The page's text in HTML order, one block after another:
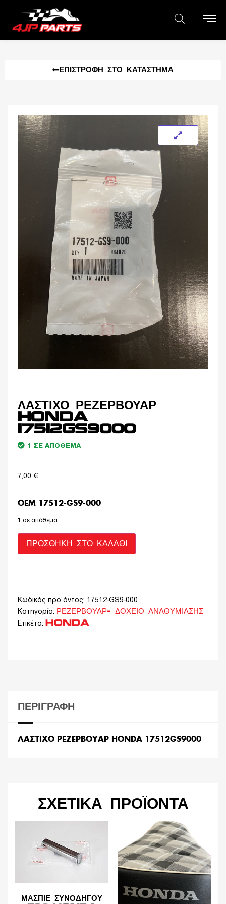
ΕΠΙΣΤΡΟΦΉ ΣΤΟ ΚΑΤΆΣΤΗΜΑ
ΛΑΣΤΙΧΟ ΡΕΖΕΡΒΟΥΑΡ
HONDA
17512GS9000
1 ΣΕ ΑΠΌΘΕΜΑ
7,00 €
OEM 17512-GS9-000
1 σε απόθεμα
ΠΡΟΣΘΉΚΗ ΣΤΟ ΚΑΛΆΘΙ
Κωδικός προϊόντος: 17512-GS9-000
Κατηγορία: ΡΕΖΕΡΒΟΥΑΡ- ΔΟΧΕΙΟ ΑΝΑΘΥΜΙΑΣΗΣ
Ετικέτα: HONDA
ΠΕΡΙΓΡΑΦΉ
ΛΑΣΤΙΧΟ ΡΕΖΕΡΒΟΥΑΡ HONDA 17512GS9000
ΣΧΕΤΙΚΆ ΠΡΟΪΌΝΤΑ
ΜΑΣΠΙΕ ΣΥΝΟΔΗΓΟΥ